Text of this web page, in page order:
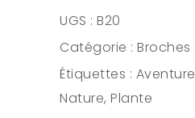
UGS :B20
Catégorie :Broches
Étiquettes : Aventure
Nature,Plante